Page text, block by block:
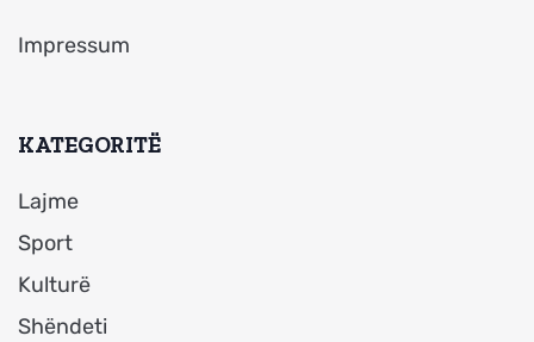
Impressum
KATEGORITË
Lajme
Sport
Kulturë
Shëndeti